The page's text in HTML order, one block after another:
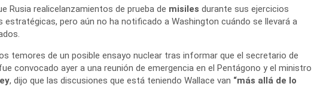
Rusia realicelanzamientos de prueba de misiles durante sus ejercicios
estratégicas, pero aún no ha notificado a Washington cuándo se llevará a
temores de un posible ensayo nuclear tras informar que el secretario de
convocado ayer a una reunión de emergencia en el Pentágono y el ministro
, dijo que las discusiones que está teniendo Wallace van “más allá de lo